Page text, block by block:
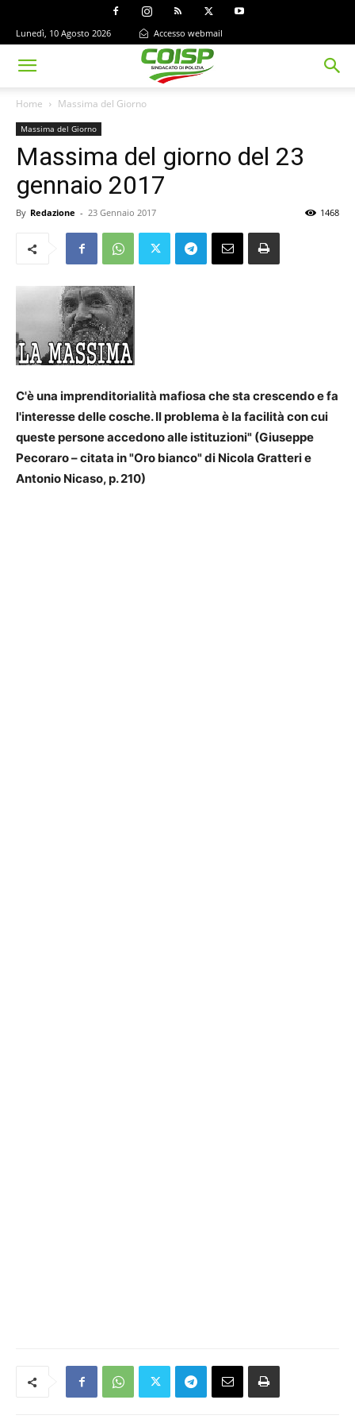
Lunedì, 10 Agosto 2026 Accesso webmail
Home Massima del Giorno
Massima del Giorno
Massima del giorno del 23
gennaio 2017
By Redazione - 23 Gennaio 2017 1468
C'è una imprenditorialità mafiosa che sta crescendo e fa
l'interesse delle cosche. Il problema è la facilità con cui
queste persone accedono alle istituzioni" (Giuseppe
Pecoraro – citata in "Oro bianco" di Nicola Gratteri e
Antonio Nicaso, p. 210)